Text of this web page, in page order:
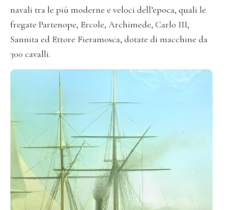
navali tra le più moderne e veloci dell’epoca, quali le
fregate Partenope, Ercole, Archimede, Carlo III,
Sannita ed Ettore Fieramosca, dotate di macchine da
300 cavalli.